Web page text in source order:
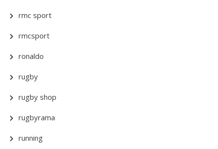
rmc sport
rmcsport
ronaldo
rugby
rugby shop
rugbyrama
running